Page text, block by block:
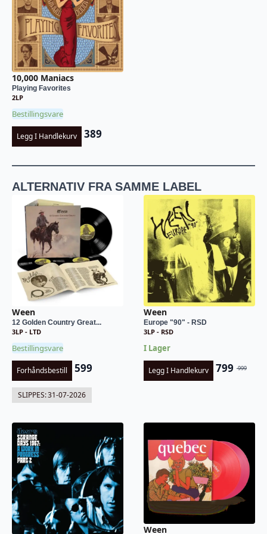
10,000 Maniacs
Playing Favorites
2LP
Bestillingsvare
Legg I Handlekurv 389
ALTERNATIV FRA SAMME LABEL
Ween
12 Golden Country Great...
3LP - LTD
Bestillingsvare
Forhåndsbestill 599
SLIPPES:31-07-2026
Ween
Europe "90" - RSD
3LP - RSD
I Lager
Legg I Handlekurv 999
pris
799
pris
Ween